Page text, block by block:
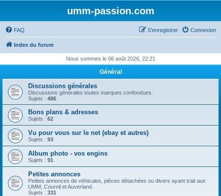
umm-passion.com
FAQ Connexion
S’enregistrer
Index du forum
Nous sommes le 06 août 2026, 22:21
Général
Discussions générales
Discussions générales toutes marques confondues.
Sujets : 486
Bons plans & adresses
Sujets : 62
Vu pour vous sur le net (ebay et autres)
Sujets : 93
Album photo - vos engins
Sujets : 91
Petites annonces
Petites annonces de véhicules, pièces détachées ou divers ayant trait aux
UMM, Cournil et Auverland.
Sujets : 331